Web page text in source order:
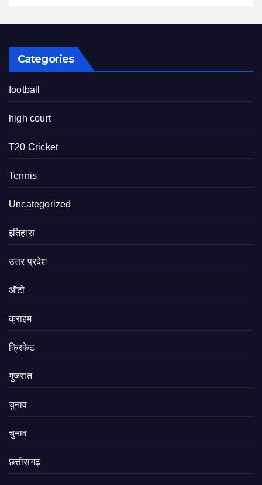
Categories
football
high court
T20 Cricket
Tennis
Uncategorized
इतिहास
उत्तर प्रदेश
ऑटो
क्राइम
क्रिकेट
गुजरात
चुनाव
चुनाव
छत्तीसगढ़